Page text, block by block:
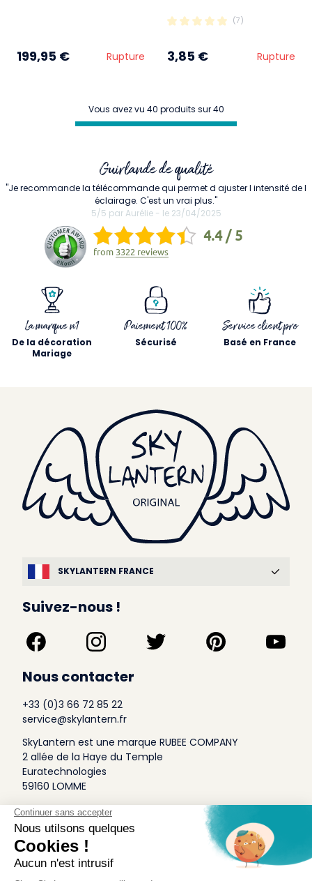
199,95 € Rupture
(7)
3,85 € Rupture
Vous avez vu 40 produits sur 40
La marque n1
De la décoration
Mariage
Paiement 100%
Sécurisé
Service client pro
Basé en France
Guirlande de qualité
"Je recommande la télécommande qui permet d ajuster l intensité de l
éclairage. C'est un vrai plus."
5/5 par Aurélie - le 23/04/2025
4.4 / 5
from 3322 reviews
SKYLANTERN FRANCE
Suivez-nous !
Nous contacter
+33 (0)3 66 72 85 22
service@skylantern.fr
SkyLantern est une marque RUBEE COMPANY
2 allée de la Haye du Temple
Euratechnologies
59160 LOMME
A Propos
Qui sommes-nous
Conditions générales de Vente